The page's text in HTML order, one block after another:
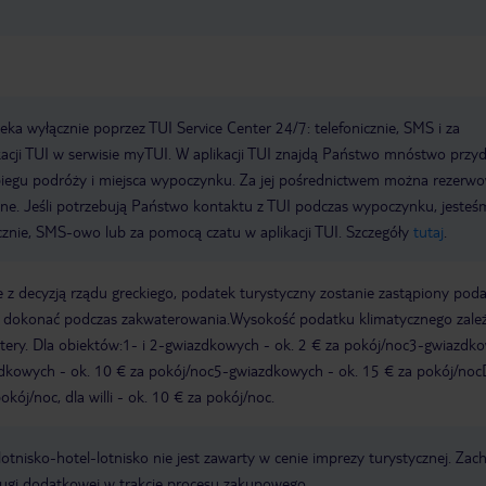
wyłącznie poprzez TUI Service Center 24/7: telefonicznie, SMS i za
TUI w serwisie myTUI. W aplikacji TUI znajdą Państwo mnóstwo
podróży i miejsca wypoczynku. Za jej pośrednictwem można
Jeśli potrzebują Państwo kontaktu z TUI podczas wypoczynku,
SMS-owo lub za pomocą czatu w aplikacji TUI. Szczegóły tutaj
decyzją rządu greckiego, podatek turystyczny zostanie zastąpiony
podczas zakwaterowania.Wysokość podatku klimatycznego
Dla obiektów:1- i 2-gwiazdkowych - ok. 2 € za pokój/noc3-
- ok. 10 € za pokój/noc5-gwiazdkowych - ok. 15 € za pokój/
noc, dla willi - ok. 10 € za pokój/noc.
hotel-lotnisko nie jest zawarty w cenie imprezy turystycznej.